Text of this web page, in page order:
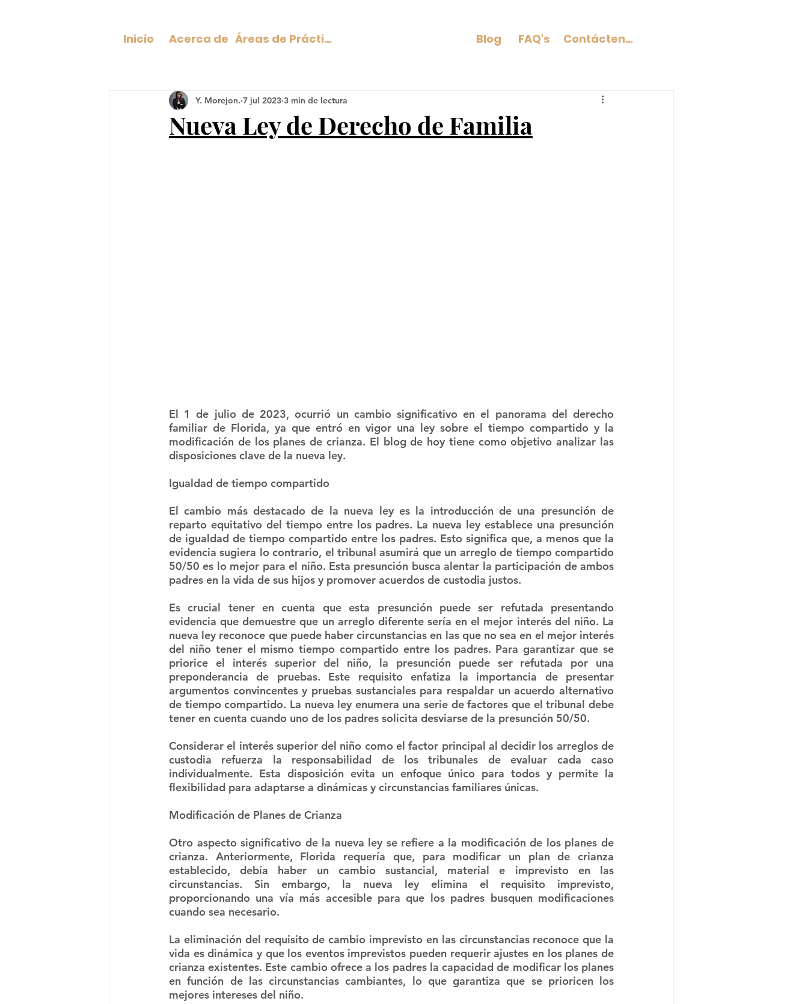
Inicio Acerca de Áreas de Práctica Blog FAQ's Contáctenos
Nueva Ley de Derecho de Familia
Y. Morejon. 7 jul 2023 3 min de lectura
El 1 de julio de 2023, ocurrió un cambio significativo en el panorama del derecho
familiar de Florida, ya que entró en vigor una ley sobre el tiempo compartido y la
modificación de los planes de crianza. El blog de hoy tiene como objetivo analizar las
disposiciones clave de la nueva ley.
Igualdad de tiempo compartido
El cambio más destacado de la nueva ley es la introducción de una presunción de
reparto equitativo del tiempo entre los padres. La nueva ley establece una presunción
de igualdad de tiempo compartido entre los padres. Esto significa que, a menos que la
evidencia sugiera lo contrario, el tribunal asumirá que un arreglo de tiempo compartido
50/50 es lo mejor para el niño. Esta presunción busca alentar la participación de ambos
padres en la vida de sus hijos y promover acuerdos de custodia justos.
Es crucial tener en cuenta que esta presunción puede ser refutada presentando
evidencia que demuestre que un arreglo diferente sería en el mejor interés del niño. La
nueva ley reconoce que puede haber circunstancias en las que no sea en el mejor interés
del niño tener el mismo tiempo compartido entre los padres. Para garantizar que se
priorice el interés superior del niño, la presunción puede ser refutada por una
preponderancia de pruebas. Este requisito enfatiza la importancia de presentar
argumentos convincentes y pruebas sustanciales para respaldar un acuerdo alternativo
de tiempo compartido. La nueva ley enumera una serie de factores que el tribunal debe
tener en cuenta cuando uno de los padres solicita desviarse de la presunción 50/50.
Considerar el interés superior del niño como el factor principal al decidir los arreglos de
custodia refuerza la responsabilidad de los tribunales de evaluar cada caso
individualmente. Esta disposición evita un enfoque único para todos y permite la
flexibilidad para adaptarse a dinámicas y circunstancias familiares únicas.
Modificación de Planes de Crianza
Otro aspecto significativo de la nueva ley se refiere a la modificación de los planes de
crianza. Anteriormente, Florida requería que, para modificar un plan de crianza
establecido, debía haber un cambio sustancial, material e imprevisto en las
circunstancias. Sin embargo, la nueva ley elimina el requisito imprevisto,
proporcionando una vía más accesible para que los padres busquen modificaciones
cuando sea necesario.
La eliminación del requisito de cambio imprevisto en las circunstancias reconoce que la
vida es dinámica y que los eventos imprevistos pueden requerir ajustes en los planes de
crianza existentes. Este cambio ofrece a los padres la capacidad de modificar los planes
en función de las circunstancias cambiantes, lo que garantiza que se prioricen los
mejores intereses del niño.